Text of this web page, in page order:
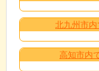
北九州市
高知市内